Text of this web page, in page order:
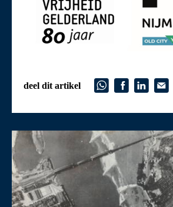
deel dit artikel